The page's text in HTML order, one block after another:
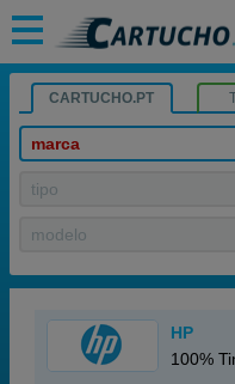
CARTUCHO.PT
marca
tipo
modelo
HP
100%